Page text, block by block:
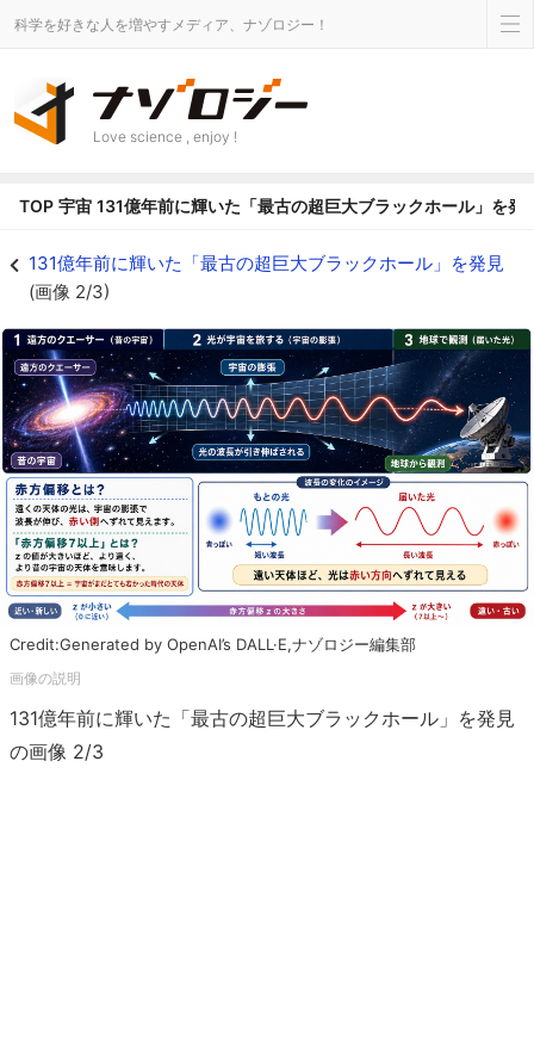
科学を好きな人を増やすメディア、ナゾロジー！
Love science , enjoy !
TOP 宇宙 131億年前に輝いた「最古の超巨大ブラックホール」を発
131億年前に輝いた「最古の超巨大ブラックホール」を発見
(画像 2/3)
Credit:Generated by OpenAI’s DALL·E,ナゾロジー編集部
131億年前に輝いた「最古の超巨大ブラックホール」を発見
の画像 2/3